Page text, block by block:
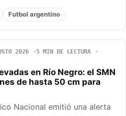
Futbol argentino
2026
5 MIN DE LECTURA
en Río Negro: el SMN
de hasta 50 cm para
Nacional emitió una alerta